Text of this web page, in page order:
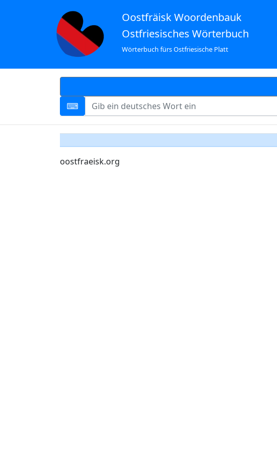
Oostfräisk Woordenbauk
Ostfriesisches Wörterbuch
Wörterbuch fürs Ostfriesische Platt
oostfraeisk.org